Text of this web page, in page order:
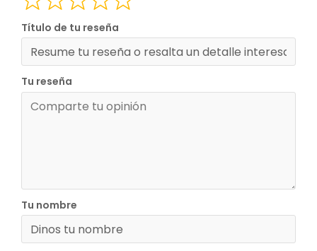
reseñas
del
Título de tu reseña
Tu reseña
Tu nombre